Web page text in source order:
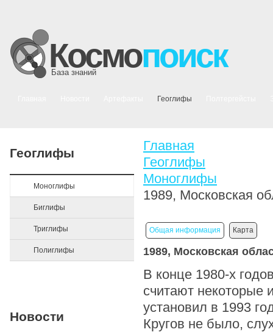
Космопоиск
База знаний
Геоглифы
Геоглифы
Моноглифы
Биглифы
Триглифы
Полиглифы
Новости
Главная
Геоглифы
Моноглифы
1989, Московская
Общая информация Карта
1989, Московская
В конце 1980-х
считают некоторые
установил в 1993
Кругов не было,